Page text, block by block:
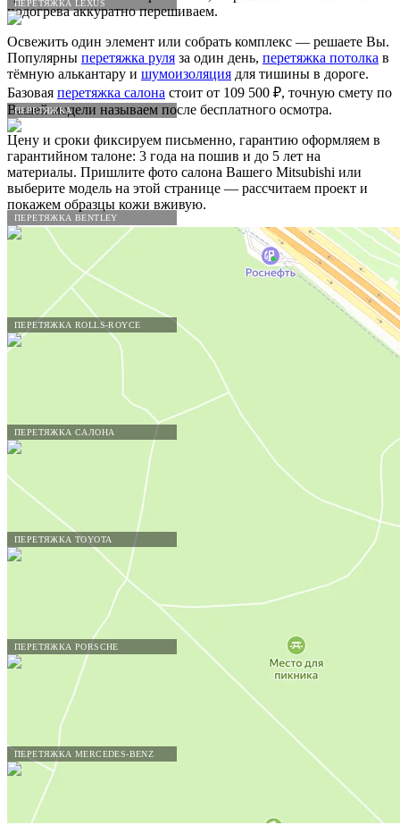
ПЕРЕТЯЖКА LEXUS
ПЕРЕТЯЖКА
ПЕРЕТЯЖКА BENTLEY
ПЕРЕТЯЖКА ROLLS-ROYCE
ПЕРЕТЯЖКА САЛОНА
ПЕРЕТЯЖКА TOYOTA
ПЕРЕТЯЖКА PORSCHE
ПЕРЕТЯЖКА MERCEDES-BENZ
подогрева аккуратно перешиваем.
Освежить один элемент или собрать комплекс — решаете Вы.
Популярны перетяжка руля за один день, перетяжка потолка в
тёмную алькантару и шумоизоляция для тишины в дороге.
Базовая перетяжка салона стоит от 109 500 ₽, точную смету по
Вашей модели называем после бесплатного осмотра.
Цену и сроки фиксируем письменно, гарантию оформляем в
гарантийном талоне: 3 года на пошив и до 5 лет на
материалы. Пришлите фото салона Вашего Mitsubishi или
выберите модель на этой странице — рассчитаем проект и
покажем образцы кожи вживую.